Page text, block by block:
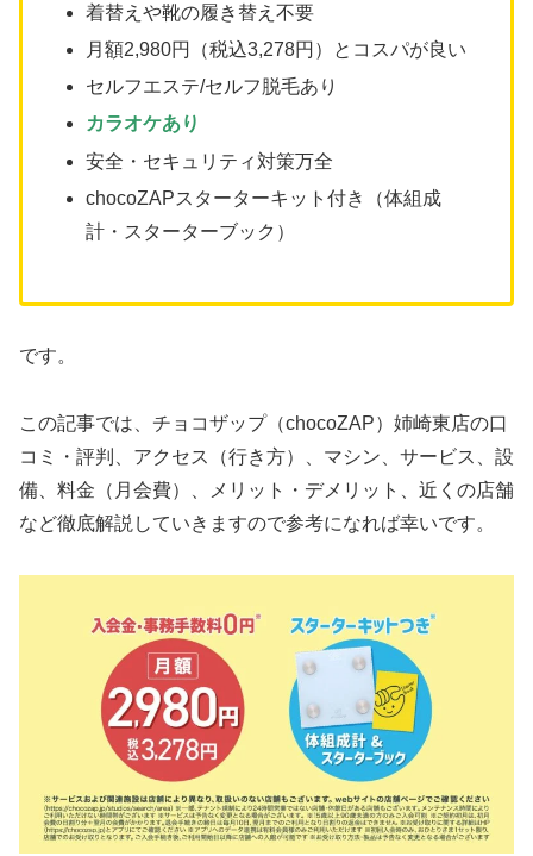
着替えや靴の履き替え不要
月額2,980円（税込3,278円）とコスパが良い
セルフエステ/セルフ脱毛あり
カラオケあり
安全・セキュリティ対策万全
chocoZAPスターターキット付き（体組成
計・スターターブック）
です。
この記事では、チョコザップ（chocoZAP）姉崎東店の口
コミ・評判、アクセス（行き方）、マシン、サービス、設
備、料金（月会費）、メリット・デメリット、近くの店舗
など徹底解説していきますので参考になれば幸いです。